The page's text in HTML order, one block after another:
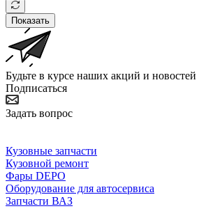
Показать
Будьте в курсе наших акций и новостей
Подписаться
Задать вопрос
Кузовные запчасти
Кузовной ремонт
Фары DEPO
Оборудование для автосервиса
Запчасти ВАЗ